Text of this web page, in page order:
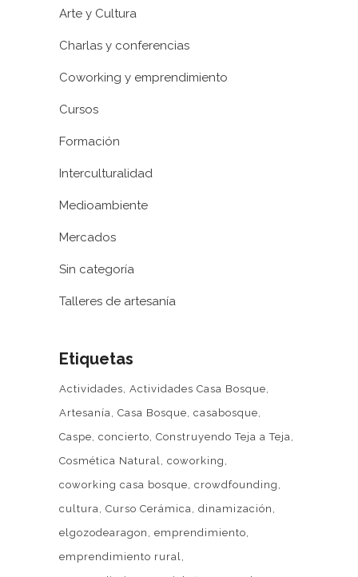
Arte y Cultura
Charlas y conferencias
Coworking y emprendimiento
Cursos
Formación
Interculturalidad
Medioambiente
Mercados
Sin categoría
Talleres de artesanía
Etiquetas
Actividades Actividades Casa Bosque
Artesanía Casa Bosque casabosque
Caspe concierto Construyendo Teja a Teja
Cosmética Natural coworking
coworking casa bosque crowdfounding
cultura Curso Cerámica dinamización
elgozodearagon
emprendimiento
emprendimiento rural